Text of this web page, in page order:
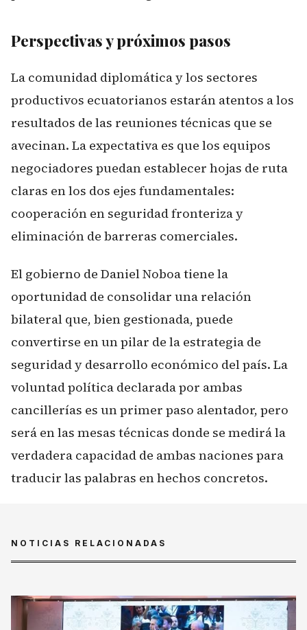
Perspectivas y próximos pasos
La comunidad diplomática y los sectores
productivos ecuatorianos estarán atentos a los
resultados de las reuniones técnicas que se
avecinan. La expectativa es que los equipos
negociadores puedan establecer hojas de ruta
claras en los dos ejes fundamentales:
cooperación en seguridad fronteriza y
eliminación de barreras comerciales.
El gobierno de Daniel Noboa tiene la
oportunidad de consolidar una relación
bilateral que, bien gestionada, puede
convertirse en un pilar de la estrategia de
seguridad y desarrollo económico del país. La
voluntad política declarada por ambas
cancillerías es un primer paso alentador, pero
será en las mesas técnicas donde se medirá la
verdadera capacidad de ambas naciones para
traducir las palabras en hechos concretos.
NOTICIAS RELACIONADAS